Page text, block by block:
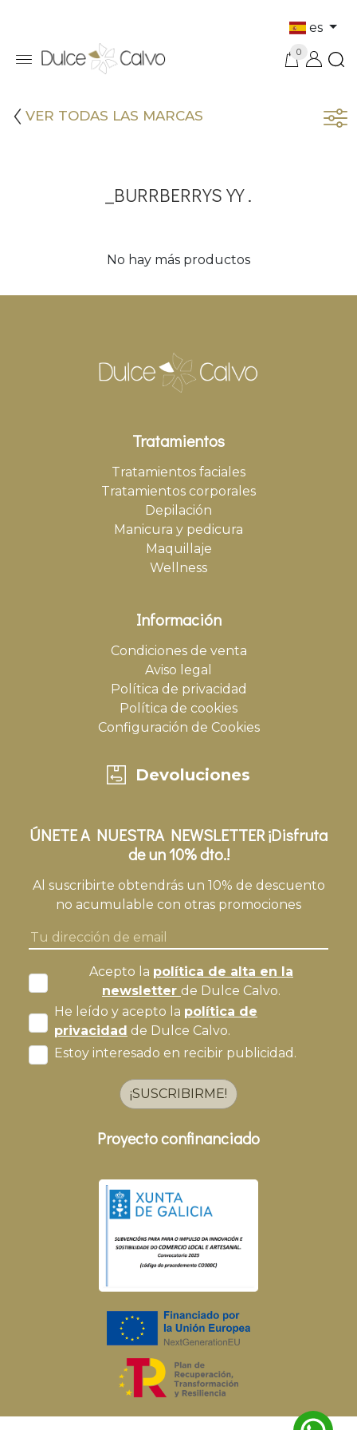
es
0
VER TODAS LAS MARCAS
_BURRBERRYS YY .
No hay más productos
Tratamientos
Tratamientos faciales
Tratamientos corporales
Depilación
Manicura y pedicura
Maquillaje
Wellness
Información
Condiciones de venta
Aviso legal
Política de privacidad
Política de cookies
Configuración de Cookies
Devoluciones
ÚNETE A NUESTRA NEWSLETTER ¡Disfruta
de un 10% dto.!
Al suscribirte obtendrás un 10% de descuento
no acumulable con otras promociones
Acepto la política de alta en la
newsletter de Dulce Calvo.
He leído y acepto la política de
privacidad de Dulce Calvo.
Estoy interesado en recibir publicidad.
¡SUSCRIBIRME!
Proyecto confinanciado